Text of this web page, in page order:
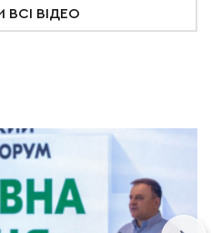
ВСІ ВІДЕО